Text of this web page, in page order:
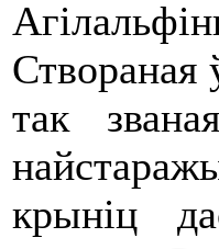
Створаная
так
крыніц